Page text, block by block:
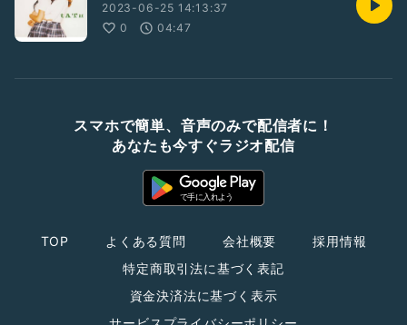
2023-06-25 14:13:37
0
04:47
スマホで簡単、音声のみで配信者に！
あなたも今すぐラジオ配信
TOP よくある質問 会社概要
採用情報
特定商取引法に基づく表記
資金決済法に基づく表示